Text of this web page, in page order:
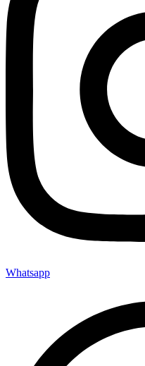
Whatsapp